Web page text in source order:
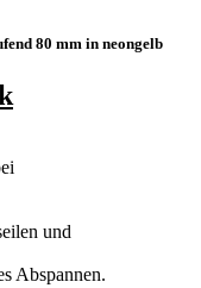
80 mm in neongelb
und
Abspannen.